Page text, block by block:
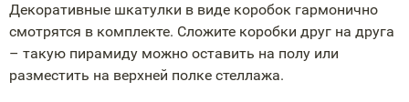
Декоративные шкатулки в виде коробок гармонично
смотрятся в комплекте. Сложите коробки друг на друга
– такую пирамиду можно оставить на полу или
разместить на верхней полке стеллажа.